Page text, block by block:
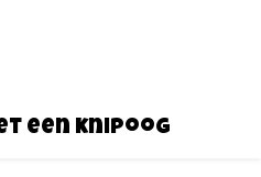
een knipoog